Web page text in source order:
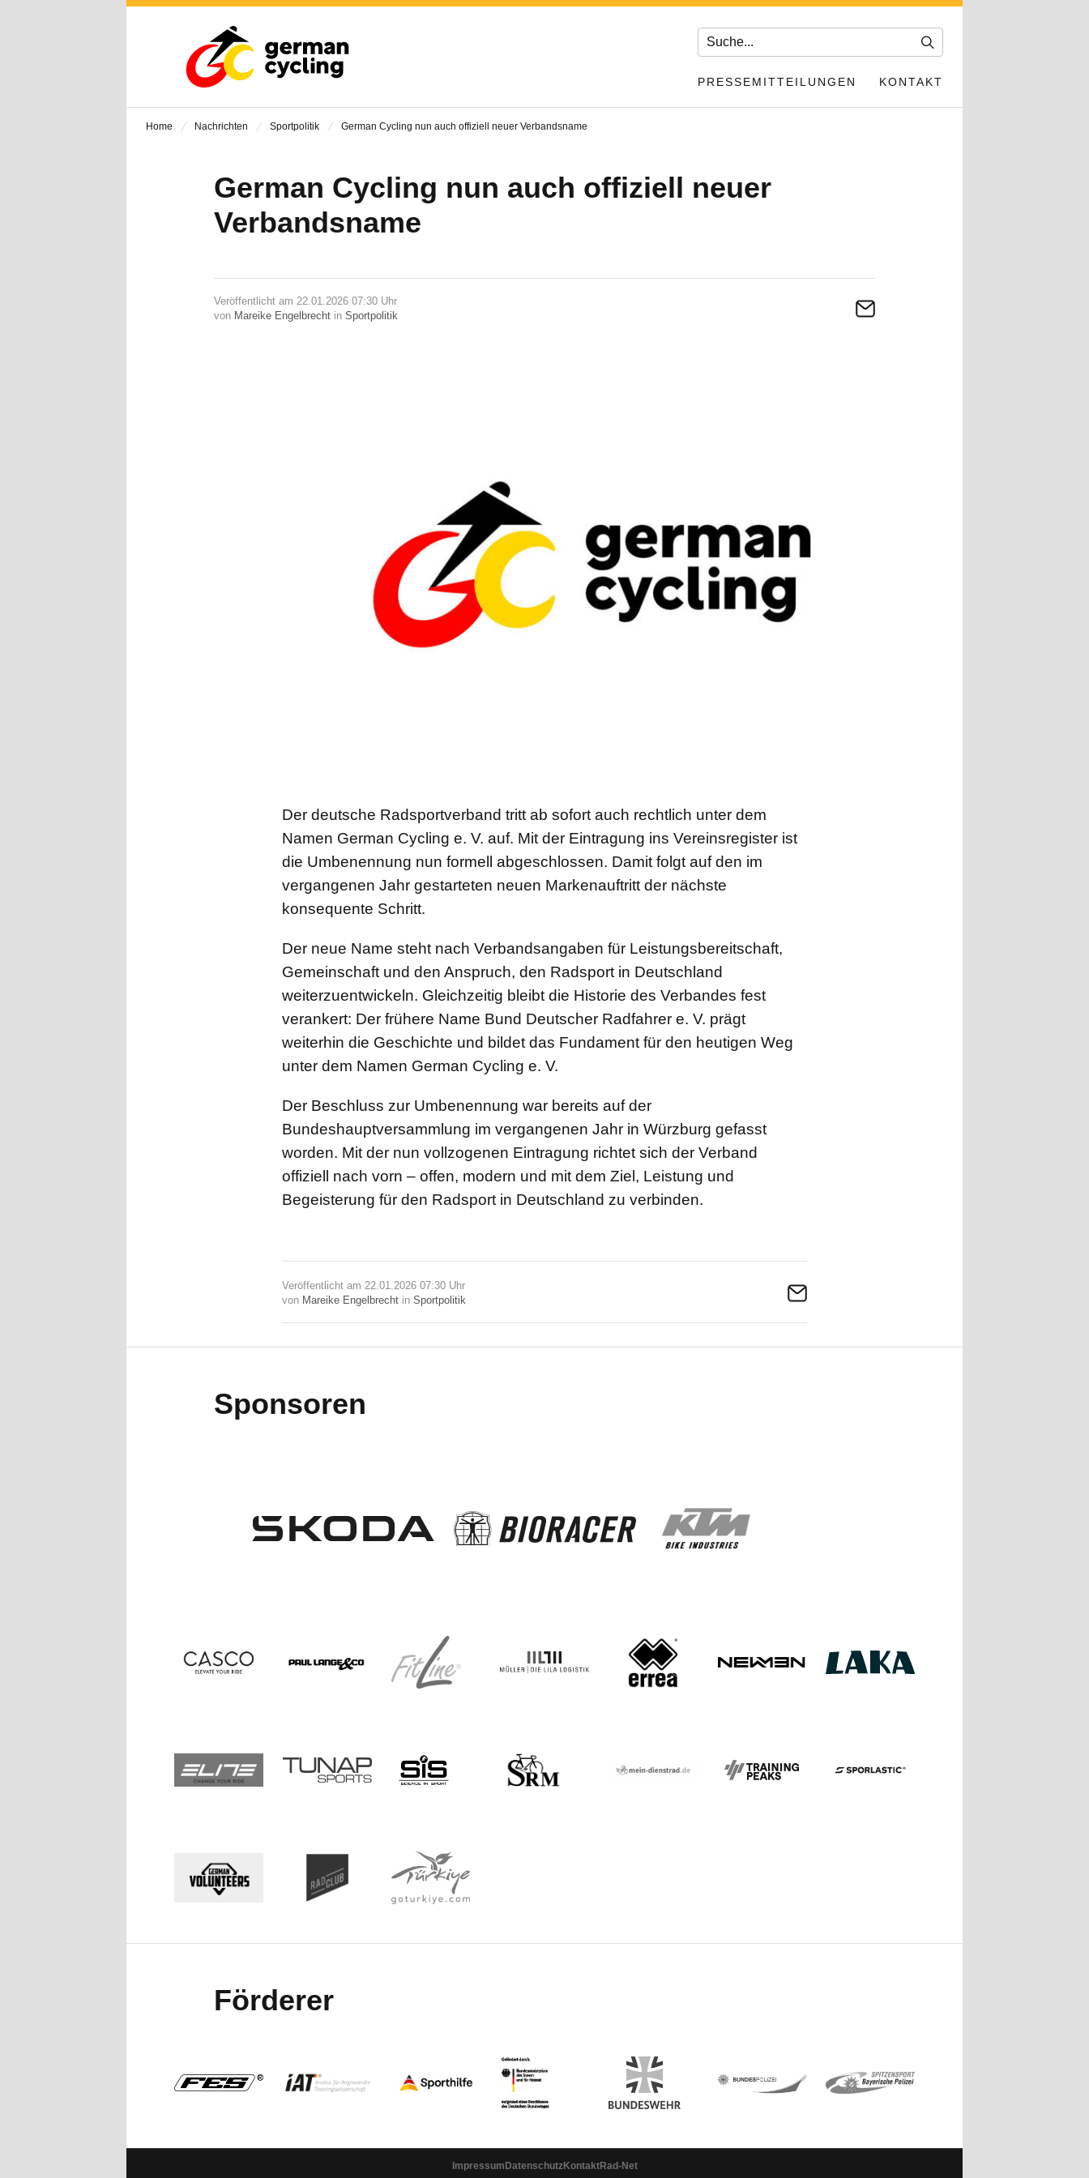
PRESSEMITTEILUNGEN KONTAKT
Home Nachrichten Sportpolitik German Cycling nun auch offiziell neuer Verbandsname
German Cycling nun auch offiziell neuer
Verbandsname
Veröffentlicht am 22.01.2026 07:30 Uhr
von Mareike Engelbrecht in Sportpolitik
Der deutsche Radsportverband tritt ab sofort auch rechtlich unter dem
Namen German Cycling e. V. auf. Mit der Eintragung ins Vereinsregister ist
die Umbenennung nun formell abgeschlossen. Damit folgt auf den im
vergangenen Jahr gestarteten neuen Markenauftritt der nächste
konsequente Schritt.
Der neue Name steht nach Verbandsangaben für Leistungsbereitschaft,
Gemeinschaft und den Anspruch, den Radsport in Deutschland
weiterzuentwickeln. Gleichzeitig bleibt die Historie des Verbandes fest
verankert: Der frühere Name Bund Deutscher Radfahrer e. V. prägt
weiterhin die Geschichte und bildet das Fundament für den heutigen Weg
unter dem Namen German Cycling e. V.
Der Beschluss zur Umbenennung war bereits auf der
Bundeshauptversammlung im vergangenen Jahr in Würzburg gefasst
worden. Mit der nun vollzogenen Eintragung richtet sich der Verband
offiziell nach vorn – offen, modern und mit dem Ziel, Leistung und
Begeisterung für den Radsport in Deutschland zu verbinden.
Veröffentlicht am 22.01.2026 07:30 Uhr
von Mareike Engelbrecht in Sportpolitik
Sponsoren
Förderer
Impressum DatenschutzKontaktRad-Net